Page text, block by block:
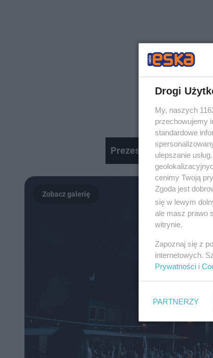
Prezes NBP o wpływie
Drogi
My, naszych
przechowujemy
standardowe
ulepszanie
cenimy Twoją
Zgoda jest
się w lewym
ale masz prawo
witrynie.
Zapoznaj się z
internetowych.
Prywatności i
PARTNERZY